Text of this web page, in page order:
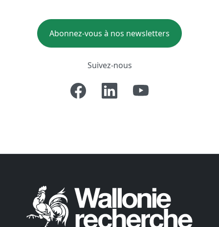
Abonnez-vous à nos newsletters
Suivez-nous